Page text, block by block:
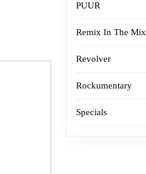
PUUR
Remix In The Mix
Revolver
Rockumentary
Specials